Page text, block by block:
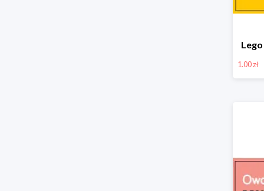
1.00 zł